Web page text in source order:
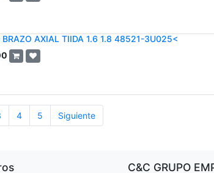
AXIAL TIIDA 1.6 1.8 48521-3U025<
4 5 Siguiente
C&C GRUPO